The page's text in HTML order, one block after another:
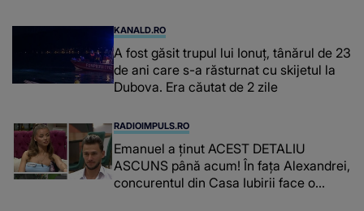
KANALD.RO
A fost găsit trupul lui Ionuț, tânărul de 23
de ani care s-a răsturnat cu skijetul la
Dubova. Era căutat de 2 zile
RADIOIMPULS.RO
Emanuel a ținut ACEST DETALIU
ASCUNS până acum! În fața Alexandrei,
concurentul din Casa Iubirii face o